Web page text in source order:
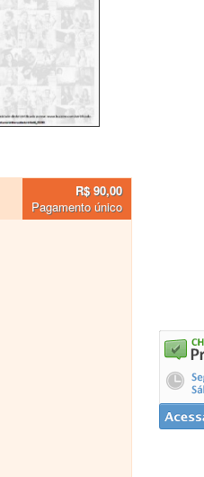
R$ 90,00
Pagamento único